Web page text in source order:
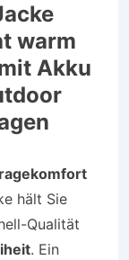
warm
Akku
hält Sie
Qualität
. Ein